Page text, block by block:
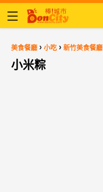
美食餐廳 ›小吃 ›新竹美食餐廳
小米粽